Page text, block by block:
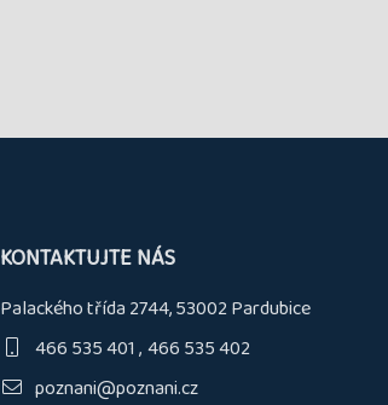
KONTAKTUJTE NÁS
Palackého třída 2744, 53002 Pardubice
466 535 401 466 535 402
poznani@poznani.cz